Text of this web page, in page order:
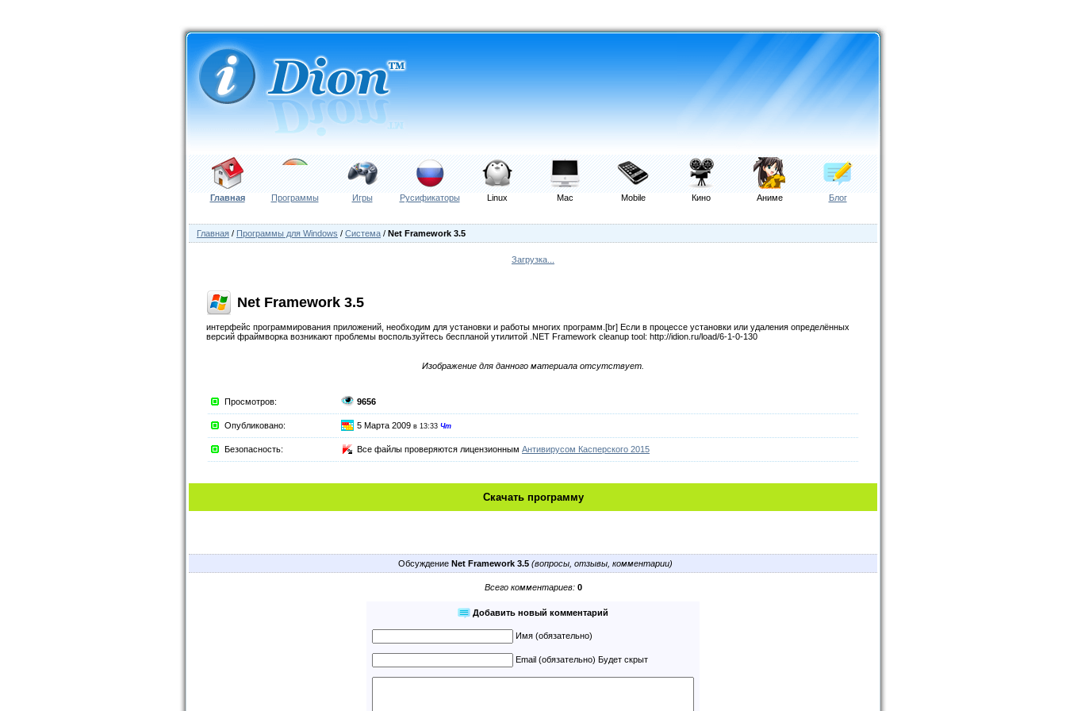
Главная Программы Игры Русификаторы Linux Mac Mobile Кино Аниме Блог
Главная / Программы для Windows / Система / Net Framework 3.5
Загрузка...
Net Framework 3.5
интерфейс программирования приложений, необходим для установки и работы многих программ.[br] Если в процессе установки или удаления определённых
версий фраймворка возникают проблемы воспользуйтесь беспланой утилитой .NET Framework cleanup tool: http://idion.ru/load/6-1-0-130
Изображение для данного материала отсутствует.
Просмотров: 9656
Опубликовано: 5 Марта 2009 в 13:33 Чт
Безопасность: Все файлы проверяются лицензионным Антивирусом Касперского 2015
Скачать программу
Обсуждение Net Framework 3.5 (вопросы, отзывы, комментарии)
Всего комментариев: 0
Добавить новый комментарий
Имя (обязательно)
Email (обязательно) Будет скрыт